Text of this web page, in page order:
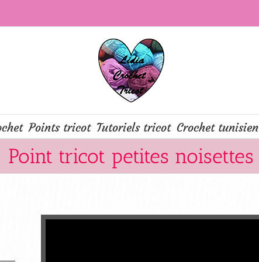
Points tricot Tutoriels tricot Crochet tunisien
Point tricot petites noisettes